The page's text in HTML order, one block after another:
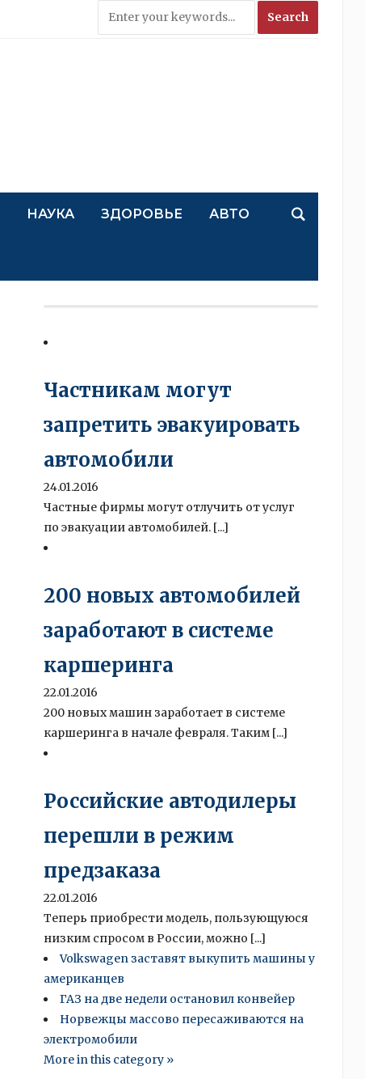
НАУКА ЗДОРОВЬЕ АВТО
Частникам могут
запретить эвакуировать
автомобили
24.01.2016
Частные фирмы могут отлучить от услуг
по эвакуации автомобилей. [...]
200 новых автомобилей
заработают в системе
каршеринга
22.01.2016
200 новых машин заработает в системе
каршеринга в начале февраля. Таким [...]
Российские автодилеры
перешли в режим
предзаказа
22.01.2016
Теперь приобрести модель, пользующуюся
низким спросом в России, можно [...]
Volkswagen заставят выкупить машины у
американцев
ГАЗ на две недели остановил конвейер
Норвежцы массово пересаживаются на
электромобили
More in this category »